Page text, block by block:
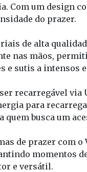
Com um design
do prazer.
de alta
nas mãos,
e sutis a intensos
recarregável via
para
quem busca um
de prazer com
momentos
e versátil.